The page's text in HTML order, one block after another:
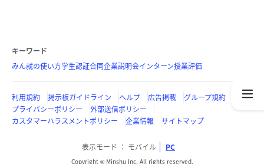
キーワード
みん就の使い方学生認証合同企業説明会インターン授業評価
利用規約 掲示板ガイドライン ヘルプ 広告掲載
グループ規約
プライバシーポリシー
外部送信ポリシー
カスタマーハラスメントポリシー
企業情報 サイトマップ
表示モード モバイル PC
Copyright © Minshu Inc. All rights reserved.